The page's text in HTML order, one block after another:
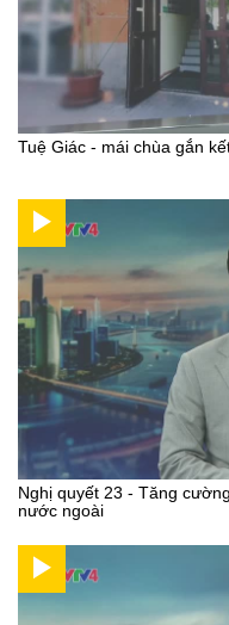
Tuệ Giác - mái chùa gắn
Nghị quyết 23 - Tăng
nước ngoài